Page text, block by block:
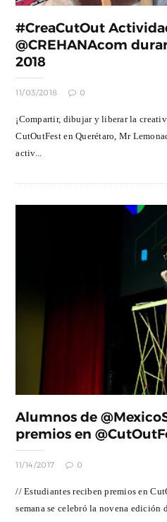
#CreaCutOut
@CREHANAcom
2018
11/03/2018 0
¡Compartir, dibujar y liberar la
CutOutFest en Querétaro, Mr
activ...
Alumnos de
premios en
11/14/2017 0
// Estudiantes reciben premios en
semana se celebró la novena edición